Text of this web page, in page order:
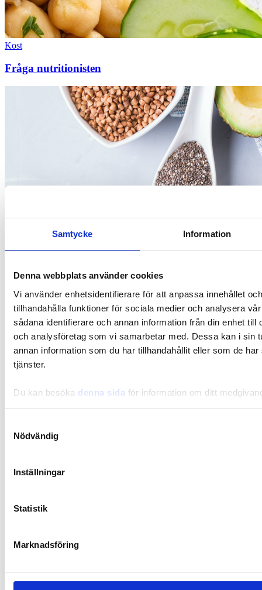
Samtycke Information
Denna webbplats använder cookies
Vi använder enhetsidentifierare för att anpassa innehållet
tillhandahålla funktioner för sociala medier och analysera
sådana identifierare och annan information från din enhet till
och analysföretag som vi samarbetar med. Dessa kan i sin
annan information som du har tillhandahållit eller som de
tjänster.
Du kan besöka denna sida för information om ditt
Nödvändig
Inställningar
Statistik
Marknadsföring
Kost
Fråga nutritionisten
Magnesium och D-vitamin – vad forskningen visar